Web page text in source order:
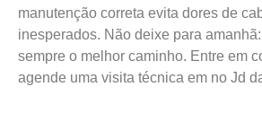
manutenção correta evita dores de
inesperados. Não deixe para
sempre o melhor caminho. Entre em
agende uma visita técnica em no Jd